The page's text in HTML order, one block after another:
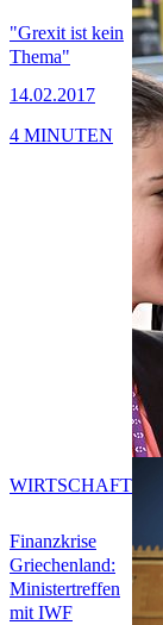
"Grexit ist kein
Thema"
14.02.2017
4 MINUTEN
Finanzkrise
Griechenland:
Ministertreffen
mit IWF
WIRTSCHAFT